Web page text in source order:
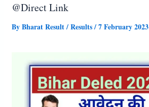
@Direct Link
ByBharat Result/Results/7 February 2023